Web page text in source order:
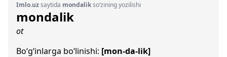
Imlo.uzsaytida mondalikso‘zining yozilishi
mondalik
ot
Bo‘g‘inlarga bo‘linishi: [mon-da-lik]